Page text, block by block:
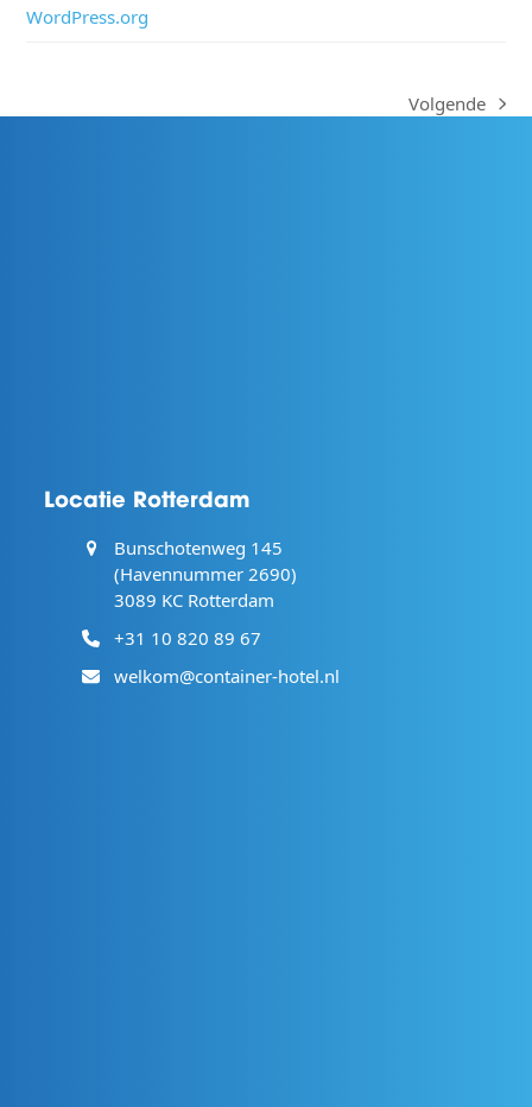
WordPress.org
next
Volgende
Locatie Rotterdam
Bunschotenweg 145
(Havennummer 2690)
3089 KC Rotterdam
+31 10 820 89 67
welkom@container-hotel.nl